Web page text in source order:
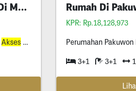
Ruko Murahhh Siap Pakai Di Manyar Kertoarjo
Akses
KPR: Rp.18,128,973
3+1 3+1